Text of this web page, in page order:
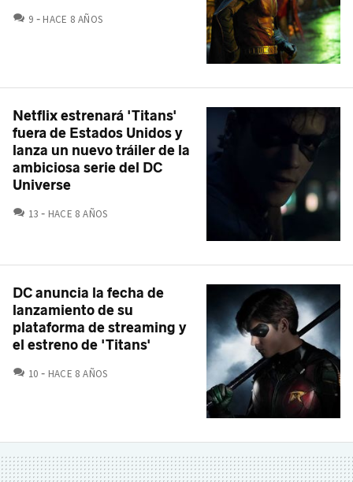
9 COMENTARIOS
HACE 8 AÑOS
Netflix estrenará 'Titans'
fuera de Estados Unidos y
lanza un nuevo tráiler de la
ambiciosa serie del DC
Universe
13 COMENTARIOS
HACE 8 AÑOS
DC anuncia la fecha de
lanzamiento de su
plataforma de streaming y
el estreno de 'Titans'
10 COMENTARIOS
HACE 8 AÑOS